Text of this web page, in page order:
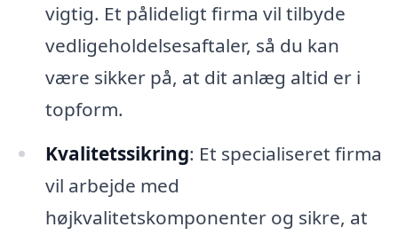
vigtig. Et pålideligt firma vil tilbyde
vedligeholdelsesaftaler, så du kan
være sikker på, at dit anlæg altid er i
topform.
Kvalitetssikring: Et specialiseret firma
vil arbejde med
højkvalitetskomponenter og sikre, at